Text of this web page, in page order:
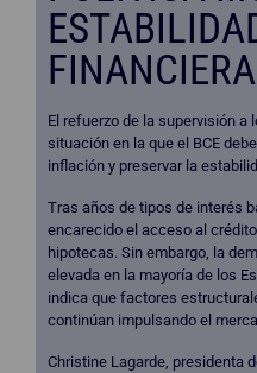
FINANCIERA
El refuerzo de la supervisión a
situación en la que el BCE
inflación y preservar la
Tras años de tipos de interés
encarecido el acceso al
hipotecas. Sin embargo, la
elevada en la mayoría de los
indica que factores
continúan impulsando el
Christine Lagarde, presidenta